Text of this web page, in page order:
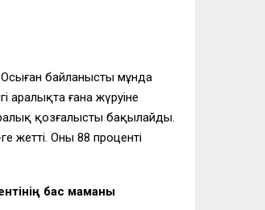
Осыған байланысты мұнда
аралықта ғана жүруіне
қозғалысты бақылайды.
жетті. Оның 88 проценті
бас маманы